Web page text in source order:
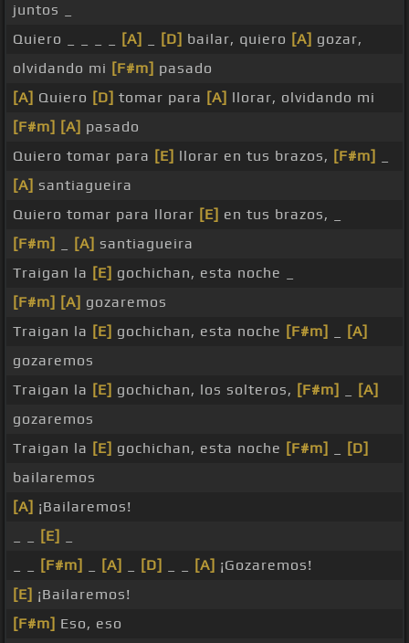
juntos _
Quiero _ _ _ _
[A] [D] bailar, quiero [A] gozar,
olvidando mi [F#m] pasado
[A] Quiero [D] tomar para [A] llorar, olvidando mi
[F#m] [A] pasado
Quiero tomar para [E] llorar en tus brazos, [F#m]
[A] santiagueira
Quiero tomar para llorar [E] en tus brazos, _
[F#m]
[A] santiagueira
Traigan la [E] gochichan, esta noche _
[F#m] [A] gozaremos
Traigan la [E] gochichan, esta noche [F#m]
[A]
gozaremos
Traigan la [E] gochichan, los solteros, [F#m]
[A]
gozaremos
Traigan la [E] gochichan, esta noche [F#m]
[D]
bailaremos
[A] ¡Bailaremos!
[E]
[F#m] [A] [D] [A] ¡Gozaremos!
[E] ¡Bailaremos!
[F#m] Eso, eso